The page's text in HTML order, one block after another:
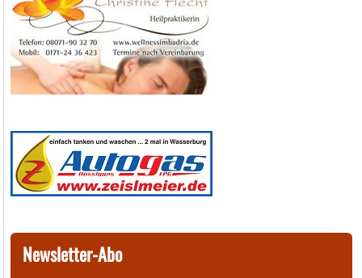
Newsletter-Abo